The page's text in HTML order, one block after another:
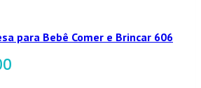
para Bebê Comer e Brincar 606